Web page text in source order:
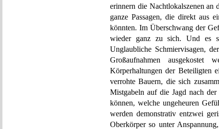
erinnern die Nachtlokalszenen an
ganze Passagen, die direkt aus
könnten. Im Überschwang der
wieder ganz zu sich. Und es
Unglaubliche Schmiervisagen,
Großaufnahmen ausgekostet
Körperhaltungen der Beteiligten
verrohte Bauern, die sich
Mistgabeln auf die Jagd nach
können, welche ungeheuren
werden demonstrativ entzwei
Oberkörper so unter